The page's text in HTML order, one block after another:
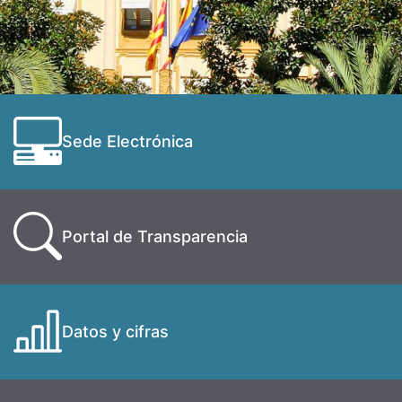
Sede Electrónica
Portal de Transparencia
Datos y cifras